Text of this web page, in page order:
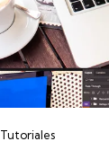
Tutoriales